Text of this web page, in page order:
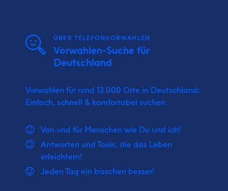
ÜBER TELEFONVORWAHLEN
Vorwahlen-Suche für
Deutschland
Vorwahlen für rund 13.000 Orte in Deutschland:
Einfach, schnell & komfortabel suchen.
Von und für Menschen wie Du und ich!
Antworten und Tools, die das Leben
erleichtern!
Jeden Tag ein bisschen besser!